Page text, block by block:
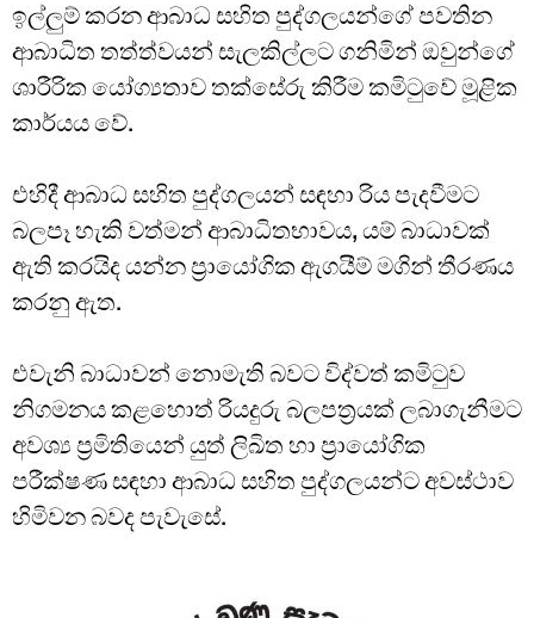
ඉල්ලුම් කරන ආබාධ සහිත පුද්ගලයන්ගේ පවතින
ආබාධිත තත්ත්වයන් සැලකිල්ලට ගනිමින් ඔවුන්ගේ
ශාරීරික යෝග්‍යතාව තක්සේරු කිරීම කමිටුවේ මූළික
කාර්යය වේ.
එහිදී ආබාධ සහිත පුද්ගලයන් සඳහා රිය පැදවීමට
බලපෑ හැකි වත්මන් ආබාධිතභාවය, යම් බාධාවක්
ඇති කරයිද යන්න ප්‍රායෝගික ඇගයීම් මගින් තීරණය
කරනු ඇත.
එවැනි බාධාවන් නොමැති බවට විද්වත් කමිටුව
නිගමනය කළහොත් රියදුරු බලපත්‍රයක් ලබාගැනීමට
අවශ්‍ය ප්‍රමිතියෙන් යුත් ලිඛිත හා ප්‍රායෝගික
පරීක්ෂණ සඳහා ආබාධ සහිත පුද්ගලයන්ට අවස්ථාව
හිමිවන බවද පැවැසේ.